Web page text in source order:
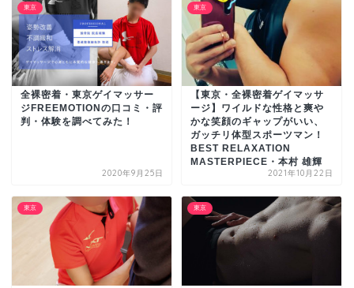
東京
全裸密着・東京ゲイマッサー
ジFREEMOTIONの口コミ・評
判・体験を調べてみた！
2020年9月25日
東京
【東京・全裸密着ゲイマッサ
ージ】ワイルドな性格と爽や
かな笑顔のギャップがいい、
ガッチリ体型スポーツマン！
BEST RELAXATION
MASTERPIECE・本村 雄輝
2021年10月22日
東京 東京